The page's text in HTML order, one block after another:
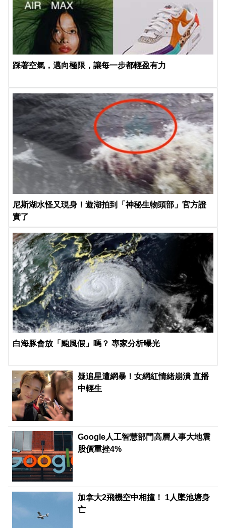
踩著空氣，邁向極限，讓每一步都輕盈有力
尼斯湖水怪又現身！遊湖拍到「神秘生物頭部」官方證
實了
白海豚會放「颱風假」嗎？ 專家分析曝光
疑追星遭網暴！女網紅情緒崩潰 直播
中輕生
Google人工智慧部門高層人事大地震
股價重挫4%
加拿大2飛機空中相撞！ 1人墜池塘身
亡